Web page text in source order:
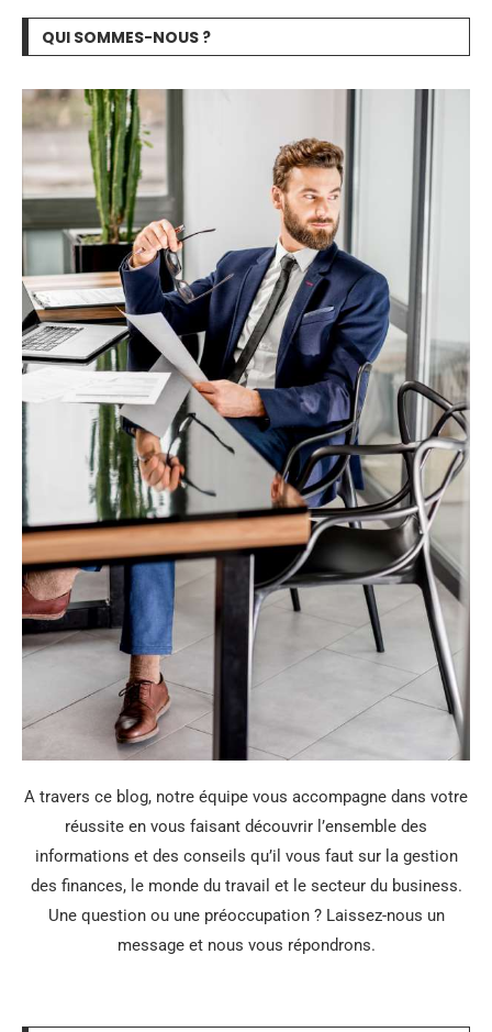
QUI SOMMES-NOUS ?
A travers ce blog, notre équipe vous accompagne dans votre
réussite en vous faisant découvrir l’ensemble des
informations et des conseils qu’il vous faut sur la gestion
des finances, le monde du travail et le secteur du business.
Une question ou une préoccupation ? Laissez-nous un
message et nous vous répondrons.